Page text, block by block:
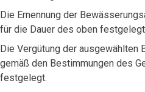
Die Ernennung der
für die Dauer des oben
Die Vergütung der ausgewählten
gemäß den Bestimmungen des
festgelegt.